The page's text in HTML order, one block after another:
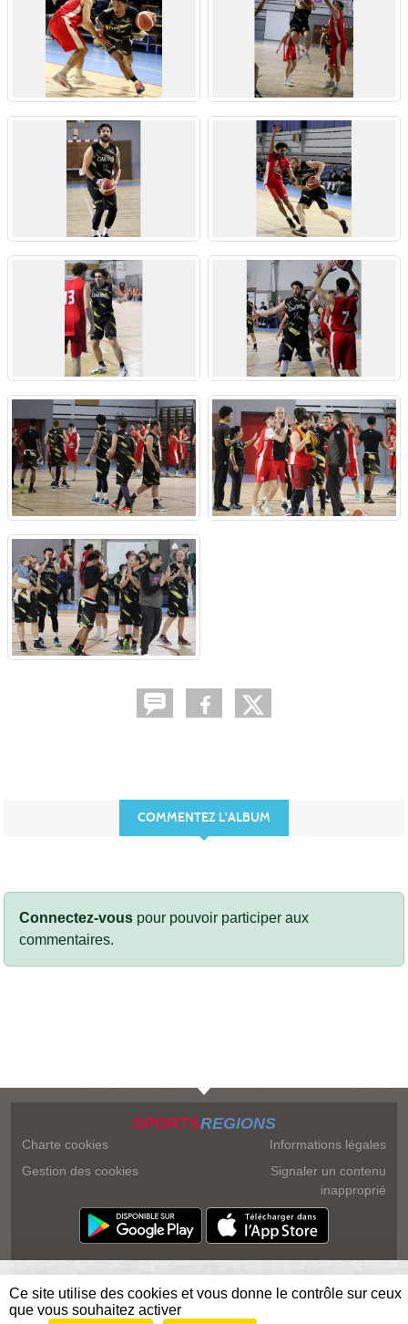
COMMENTEZ L'ALBUM
Connectez-vous pour pouvoir participer aux
commentaires.
SPORTSREGIONS
Charte cookies
Gestion des cookies
Informations légales
Signaler un contenu
inapproprié
Ce site utilise des cookies et vous donne le contrôle sur ceux
que vous souhaitez activer